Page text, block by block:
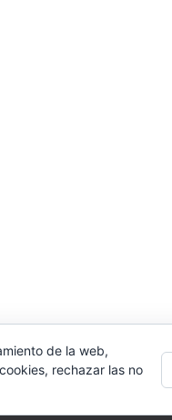
de la web,
rechazar las no